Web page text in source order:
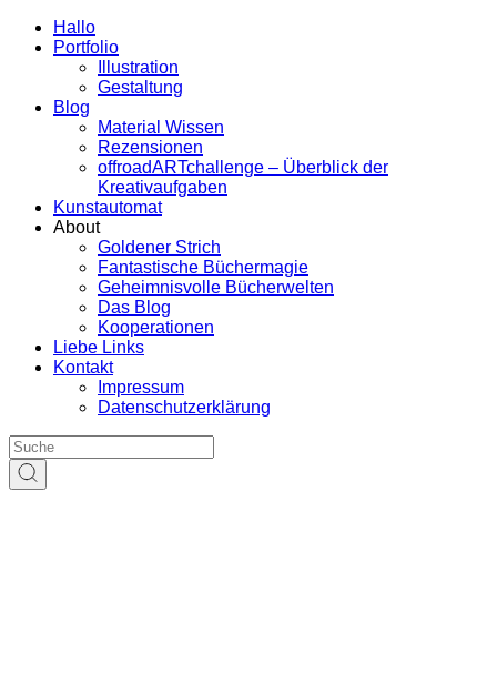
Hallo
Portfolio
Illustration
Gestaltung
Blog
Material Wissen
Rezensionen
offroadARTchallenge – Überblick der
Kreativaufgaben
Kunstautomat
About
Goldener Strich
Fantastische Büchermagie
Geheimnisvolle Bücherwelten
Das Blog
Kooperationen
Liebe Links
Kontakt
Impressum
Datenschutzerklärung